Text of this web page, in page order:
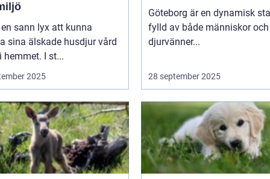
sann lyx att kunna
sina älskade husdjur vård
hemmet. I st...
2025
Göteborg är en dynamisk
fylld av både människor
djurvänner...
28 september 2025